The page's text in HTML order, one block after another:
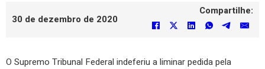
30 de dezembro de 2020
Compartilhe:
O Supremo Tribunal Federal indeferiu a liminar pedida pela